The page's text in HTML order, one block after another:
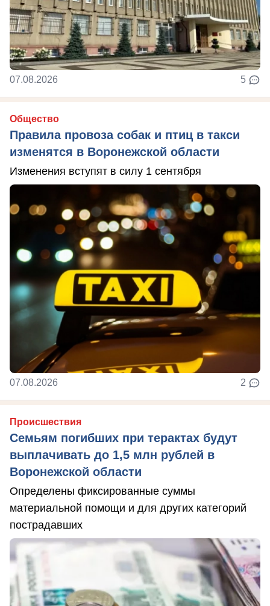
07.08.2026 5
Общество
Правила провоза собак и птиц в такси
изменятся в Воронежской области
Изменения вступят в силу 1 сентября
07.08.2026 2
Происшествия
Семьям погибших при терактах будут
выплачивать до 1,5 млн рублей в
Воронежской области
Определены фиксированные суммы
материальной помощи и для других категорий
пострадавших